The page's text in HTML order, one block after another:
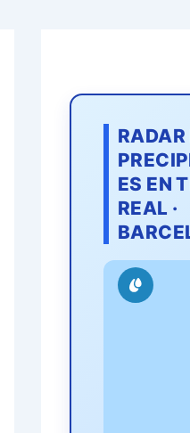
RADAR
ES EN
REAL ·